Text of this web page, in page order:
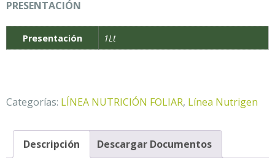
PRESENTACIÓN
Presentación 1Lt
Categorías: LÍNEA NUTRICIÓN FOLIAR, Línea Nutrigen
Descripción Descargar Documentos